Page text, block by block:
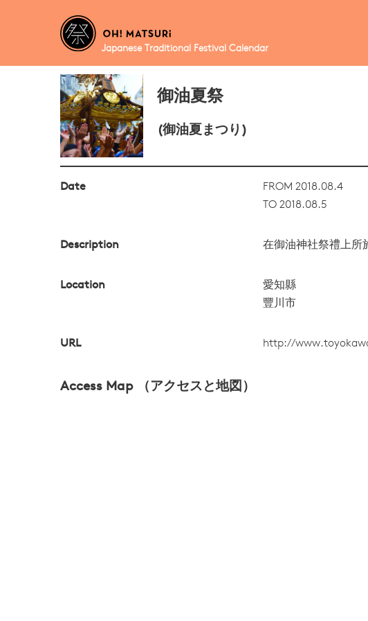
Japanese Traditional Festival Calendar
御油夏祭
(御油夏まつり)
Date
FROM 2018.08.4
TO 2018.08.5
Description 在御油神社祭禮上所
Location
愛知縣
豐川市
URL http://
Access Map （アクセスと地図）